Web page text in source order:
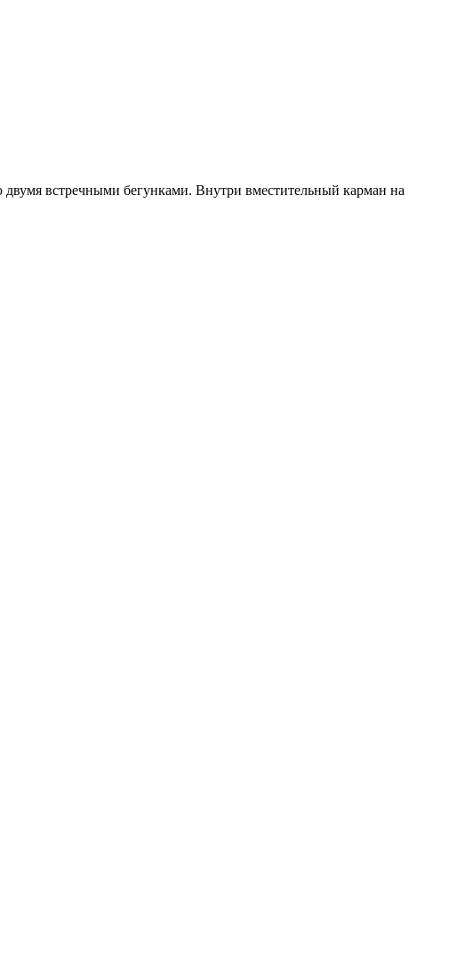
встречными бегунками. Внутри вместительный карман на